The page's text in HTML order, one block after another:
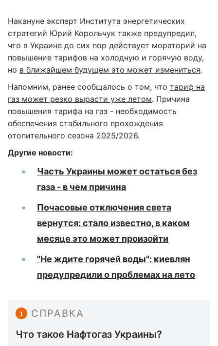
Накануне эксперт Института энергетических
стратегий Юрий Корольчук также предупредил,
что в Украине до сих пор действует мораторий на
повышение тарифов на холодную и горячую воду,
но в ближайшем будущем это может измениться.
Напомним, ранее сообщалось о том, что тариф на
газ может резко вырасти уже летом. Причина
повышения тарифа на газ - необходимость
обеспечения стабильного прохождения
отопительного сезона 2025/2026.
Другие новости:
Часть Украины может остаться без
газа - в чем причина
Почасовые отключения света
вернутся: стало известно, в каком
месяце это может произойти
"Не ждите горячей воды": киевлян
предупредили о проблемах на лето
СПРАВКА
Что такое Нафтогаз Украины?